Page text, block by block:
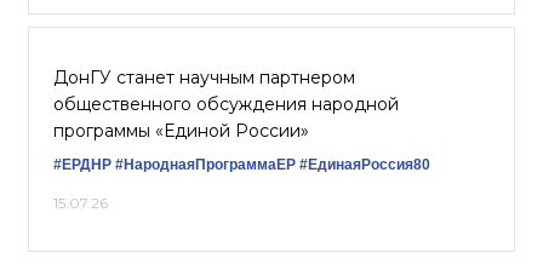
ДонГУ станет научным партнером
общественного обсуждения народной
программы «Единой России»
#ЕРДНР #НароднаяПрограммаЕР #ЕдинаяРоссия80
15.07.26